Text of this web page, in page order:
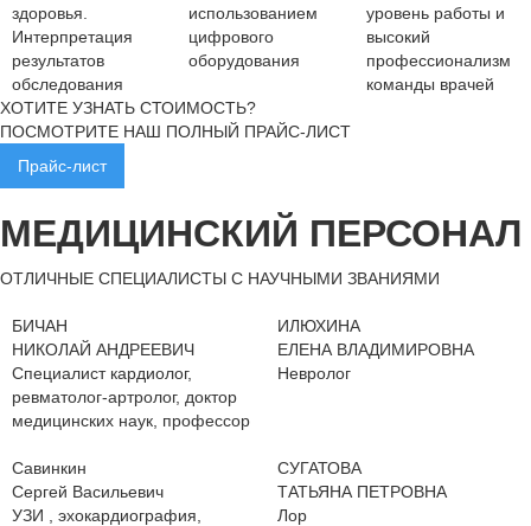
здоровья.
Интерпретация
результатов
обследования
использованием
цифрового
оборудования
уровень работы и
высокий
профессионализм
команды врачей
ХОТИТЕ УЗНАТЬ СТОИМОСТЬ?
ПОСМОТРИТЕ НАШ ПОЛНЫЙ ПРАЙС-ЛИСТ
Прайс-лист
МЕДИЦИНСКИЙ ПЕРСОНАЛ
ОТЛИЧНЫЕ СПЕЦИАЛИСТЫ С НАУЧНЫМИ ЗВАНИЯМИ
БИЧАН
НИКОЛАЙ АНДРЕЕВИЧ
Специалист кардиолог,
ревматолог-артролог, доктор
медицинских наук, профессор
ИЛЮХИНА
ЕЛЕНА ВЛАДИМИРОВНА
Невролог
Савинкин
Сергей Васильевич
УЗИ , эхокардиография,
СУГАТОВА
ТАТЬЯНА ПЕТРОВНА
Лор